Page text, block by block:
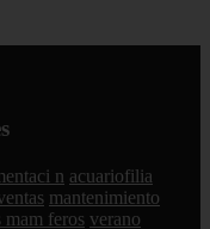
n acuariofilia
mantenimiento
mam feros verano